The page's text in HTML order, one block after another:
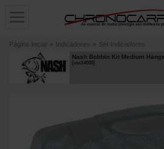
Página inicial » Indicadores » Set Indicadores
Nash Bobbin Kit Medium
[esc14030]